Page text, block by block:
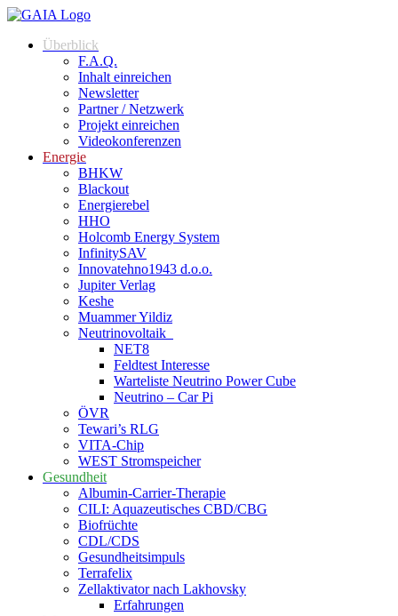
Überblick
F.A.Q.
Inhalt einreichen
Newsletter
Partner / Netzwerk
Projekt einreichen
Videokonferenzen
Energie
BHKW
Blackout
Energierebel
HHO
Holcomb Energy System
InfinitySAV
Innovatehno1943 d.o.o.
Jupiter Verlag
Keshe
Muammer Yildiz
Neutrinovoltaik
NET8
Feldtest Interesse
Warteliste Neutrino Power Cube
Neutrino – Car Pi
ÖVR
Tewari’s RLG
VITA-Chip
WEST Stromspeicher
Gesundheit
Albumin-Carrier-Therapie
CILI: Aquazeutisches CBD/CBG
Biofrüchte
CDL/CDS
Gesundheitsimpuls
Terrafelix
Zellaktivator nach Lakhovsky
Erfahrungen